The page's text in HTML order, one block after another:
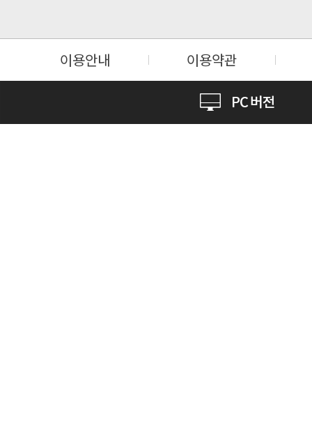
이용안내 이용약관